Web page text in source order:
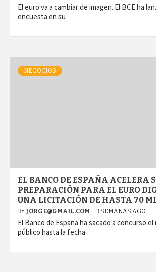
El euro va a cambiar de imagen. El BCE ha
encuesta en su
NEGOCIOS
EL BANCO DE ESPAÑA ACELERA
PREPARACIÓN PARA EL EURO
UNA LICITACIÓN DE HASTA 70
BY JORGE@GMAIL.COM 3 SEMANAS AGO
El Banco de España ha sacado a concurso
público hasta la fecha